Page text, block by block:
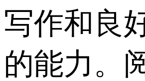
写作和良
的能力。